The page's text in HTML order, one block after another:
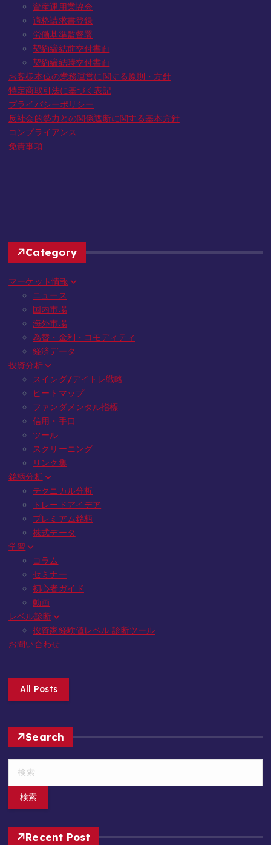
資産運用業協会
適格請求書登録
労働基準監督署
契約締結前交付書面
契約締結時交付書面
お客様本位の業務運営に関する原則・方針
特定商取引法に基づく表記
プライバシーポリシー
反社会的勢力との関係遮断に関する基本方針
コンプライアンス
免責事項
Category
マーケット情報
ニュース
国内市場
海外市場
為替・金利・コモディティ
経済データ
投資分析
スイング/デイトレ戦略
ヒートマップ
ファンダメンタル指標
信用・手口
ツール
スクリーニング
リンク集
銘柄分析
テクニカル分析
トレードアイデア
プレミアム銘柄
株式データ
学習
コラム
セミナー
初心者ガイド
動画
レベル診断
投資家経験値レベル 診断ツール
お問い合わせ
All Posts
Search
Recent Post